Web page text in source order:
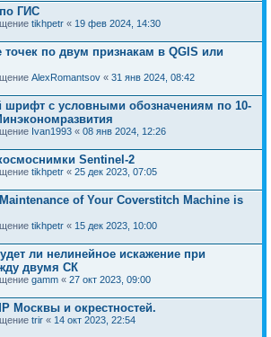
ГИС
tikhpetr « 19 фев 2024, 14:30
точек по двум признакам в QGIS или
AlexRomantsov « 31 янв 2024, 08:42
с условными обозначениям по 10-
Ivan1993 « 08 янв 2024, 12:26
Sentinel-2
tikhpetr « 25 дек 2023, 07:05
of Your Coverstitch Machine is
tikhpetr « 15 дек 2023, 10:00
ли нелинейное искажение при
двумя СК
gamm « 27 окт 2023, 09:00
Москвы и окрестностей.
trir « 14 окт 2023, 22:54